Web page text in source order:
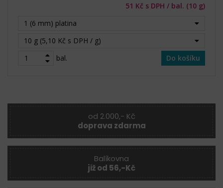
51 Kč s DPH / bal. (10 g)
1 (6 mm) platina
10 g (5,10 Kč s DPH / g)
bal.
Do košíku
od 2.000,- Kč
doprava zdarma
Balíkovna
již od 56,-Kč